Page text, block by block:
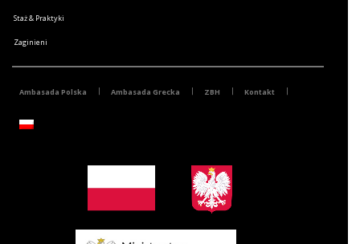
Staż & Praktyki
Zaginieni
Ambasada Polska Ambasada Grecka ZBH Kontakt